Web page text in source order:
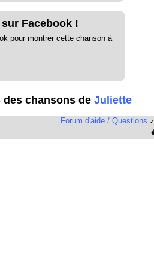
Facebook !
pour montrer cette chanson à
chansons de Juliette
Forum d'aide / Questions